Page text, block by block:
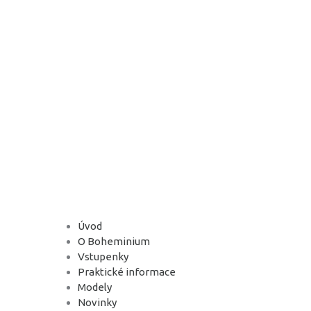
Úvod
O Boheminium
Vstupenky
Praktické informace
Modely
Novinky